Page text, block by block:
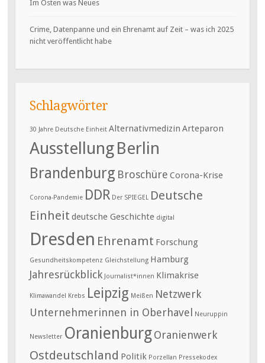
Im Osten was Neues
Crime, Datenpanne und ein Ehrenamt auf Zeit – was ich 2025
nicht veröffentlicht habe
Schlagwörter
30 Jahre Deutsche Einheit Alternativmedizin Arteparon
AusstellungBerlin
Brandenburg Broschüre Corona-Krise
Corona-Pandemie DDR Der SPIEGEL Deutsche
Einheit deutsche Geschichte digital
Dresden Ehrenamt Forschung
Gesundheitskompetenz Gleichstellung Hamburg
Jahresrückblick Journalist*innen Klimakrise
Klimawandel Krebs Leipzig Meißen Netzwerk
Unternehmerinnen in Oberhavel Neuruppin
Newsletter OranienburgOranienwerk
Ostdeutschland Politik Porzellan Pressekodex